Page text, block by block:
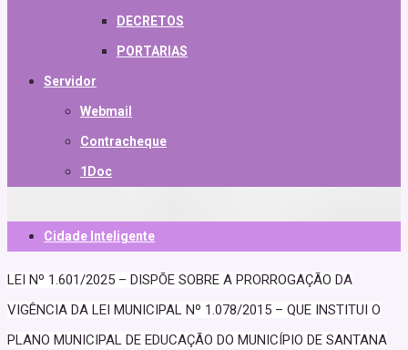
DECRETOS
PORTARIAS
Servidor
Webmail
Contracheque
1Doc
Cidade Inteligente
LEI Nº 1.601/2025 – DISPÕE SOBRE A PRORROGAÇÃO DA
VIGÊNCIA DA LEI MUNICIPAL Nº 1.078/2015 – QUE INSTITUI O
PLANO MUNICIPAL DE EDUCAÇÃO DO MUNICÍPIO DE SANTANA